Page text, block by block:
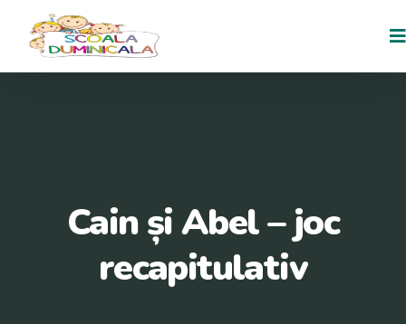
Cain și Abel – joc
recapitulativ